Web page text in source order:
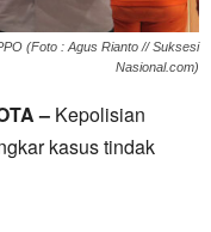
(Foto : Agus Rianto // Suksesi
Nasional.com)
– Kepolisian
kasus tindak